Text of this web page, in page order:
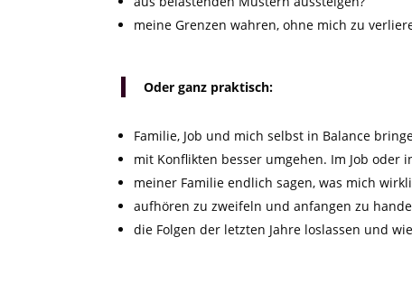
meine Grenzen wahren, ohne mich zu
Oder ganz praktisch:
Familie, Job und mich selbst in Balance
mit Konflikten besser umgehen. Im Job oder
meiner Familie endlich sagen, was mich
aufhören zu zweifeln und anfangen zu
die Folgen der letzten Jahre loslassen und